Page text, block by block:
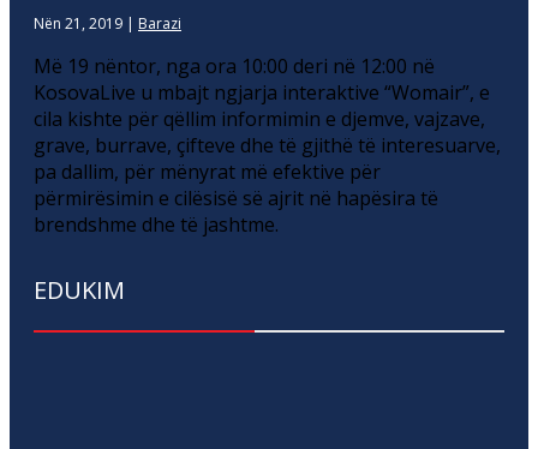
Nën 21, 2019 | Barazi
Më 19 nëntor, nga ora 10:00 deri në 12:00 në
KosovaLive u mbajt ngjarja interaktive “Womair”, e
cila kishte për qëllim informimin e djemve, vajzave,
grave, burrave, çifteve dhe të gjithë të interesuarve,
pa dallim, për mënyrat më efektive për
përmirësimin e cilësisë së ajrit në hapësira të
brendshme dhe të jashtme.
EDUKIM